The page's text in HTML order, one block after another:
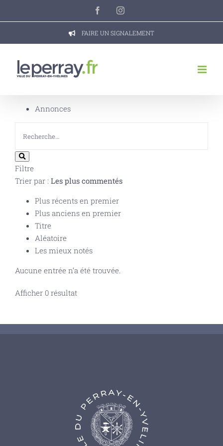
FacebookInstagram
FAIRE UN SIGNALEMENT
Annonces
Filtre
Trier par : Les plus commentés
Plus récents en premier
Plus anciens en premier
Titre
Aléatoire
Les mieux notés
Aucune entrée n’a été trouvée.
Afficher 0 résultat